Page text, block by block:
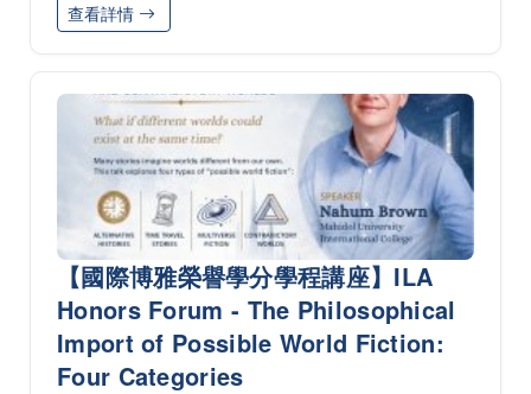
查看詳情
【國際博雅榮譽學分學程講座】ILA
Honors Forum - The Philosophical
Import of Possible World Fiction:
Four Categories